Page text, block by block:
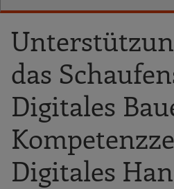
Welche
Digitalisierung
welche
welche Probleme
Chancen bietet die
Wie können die
welche Ansätze gibt
Weiterbildung?
Das ergab die
das
Digitales
Digitales